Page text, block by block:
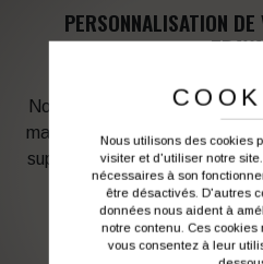
PERSONNALISATION
Notre graphiste connait les
marquage. Elle sera à votre
support en fonction des
besoins d’image.
Vous souhaitez avoir
Nous utilisons des cookies
visiter et d'utiliser notre
nécessaires à son
être désactivés. D'autres
données nous aident à
notre contenu. Ces
vous consentez à leur